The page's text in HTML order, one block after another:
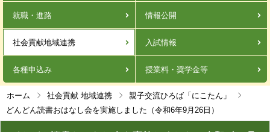
就職・進路 情報公開
社会貢献地域連携 入試情報
各種申込み 授業料・奨学金等
ホーム 社会貢献 地域連携
親子交流ひろば「にこたん」
どんどん読書おはなし会を実施しました（令和6年9月26日）